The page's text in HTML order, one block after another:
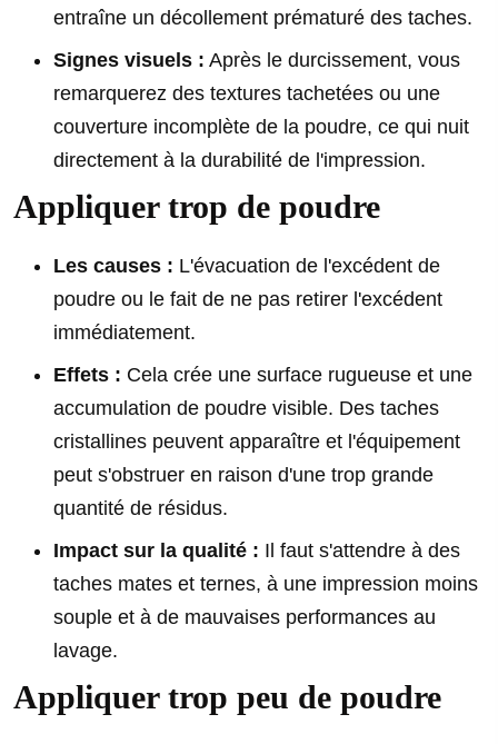
entraîne un décollement prématuré des taches.
Signes visuels : Après le durcissement, vous
remarquerez des textures tachetées ou une
couverture incomplète de la poudre, ce qui nuit
directement à la durabilité de l'impression.
Appliquer trop de poudre
Les causes : L'évacuation de l'excédent de
poudre ou le fait de ne pas retirer l'excédent
immédiatement.
Effets : Cela crée une surface rugueuse et une
accumulation de poudre visible. Des taches
cristallines peuvent apparaître et l'équipement
peut s'obstruer en raison d'une trop grande
quantité de résidus.
Impact sur la qualité : Il faut s'attendre à des
taches mates et ternes, à une impression moins
souple et à de mauvaises performances au
lavage.
Appliquer trop peu de poudre